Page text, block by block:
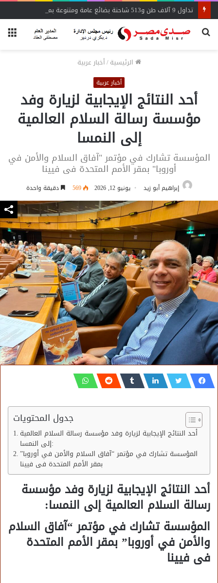
بحث
الرئيسية/أخبار عربية
أخبار عربية
أحد النتائج الإيجابية لزيارة وفد
مؤسسة رسالة السلام العالمية
إلى النمسا
المؤسسة تشارك في مؤتمر "آفاق السلام والأمن في
أوروبا" بمقر الأمم المتحدة فى فيينا
إبراهيم أبو زيد يونيو 12, 2026 569 دقيقة واحدة
جدول المحتويات
أحد النتائج الإيجابية لزيارة وفد مؤسسة رسالة السلام العالمية
إلى النمسا:
المؤسسة تشارك في مؤتمر “آفاق السلام والأمن في أوروبا”
بمقر الأمم المتحدة فى فيينا
أحد النتائج الإيجابية لزيارة وفد مؤسسة
رسالة السلام العالمية إلى النمسا:
المؤسسة تشارك في مؤتمر “آفاق السلام
والأمن في أوروبا” بمقر الأمم المتحدة
فى فيينا